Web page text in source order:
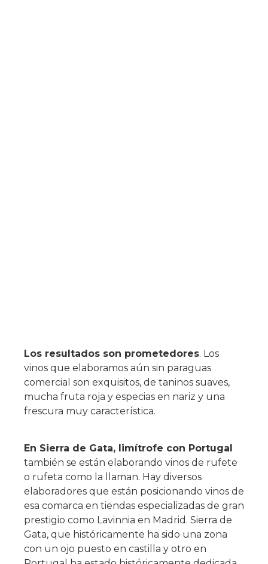
Los resultados son prometedores. Los
vinos que elaboramos aún sin paraguas
comercial son exquisitos, de taninos suaves,
mucha fruta roja y especias en nariz y una
frescura muy característica.
En Sierra de Gata, limítrofe con Portugal
también se están elaborando vinos de rufete
o rufeta como la llaman. Hay diversos
elaboradores que están posicionando vinos de
esa comarca en tiendas especializadas de gran
prestigio como Lavinnia en Madrid. Sierra de
Gata, que históricamente ha sido una zona
con un ojo puesto en castilla y otro en